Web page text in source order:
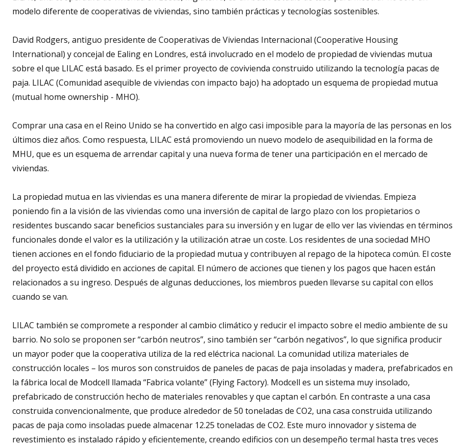
modelo diferente de cooperativas de viviendas, sino también prácticas y tecnologías sostenibles.
David Rodgers, antiguo presidente de Cooperativas de Viviendas Internacional (Cooperative Housing
International) y concejal de Ealing en Londres, está involucrado en el modelo de propiedad de viviendas mutua
sobre el que LILAC está basado. Es el primer proyecto de covivienda construido utilizando la tecnología pacas de
paja. LILAC (Comunidad asequible de viviendas con impacto bajo) ha adoptado un esquema de propiedad mutua
(mutual home ownership - MHO).
Comprar una casa en el Reino Unido se ha convertido en algo casi imposible para la mayoría de las personas en los
últimos diez años. Como respuesta, LILAC está promoviendo un nuevo modelo de asequibilidad en la forma de
MHU, que es un esquema de arrendar capital y una nueva forma de tener una participación en el mercado de
viviendas.
La propiedad mutua en las viviendas es una manera diferente de mirar la propiedad de viviendas. Empieza
poniendo fin a la visión de las viviendas como una inversión de capital de largo plazo con los propietarios o
residentes buscando sacar beneficios sustanciales para su inversión y en lugar de ello ver las viviendas en términos
funcionales donde el valor es la utilización y la utilización atrae un coste. Los residentes de una sociedad MHO
tienen acciones en el fondo fiduciario de la propiedad mutua y contribuyen al repago de la hipoteca común. El coste
del proyecto está dividido en acciones de capital. El número de acciones que tienen y los pagos que hacen están
relacionados a su ingreso. Después de algunas deducciones, los miembros pueden llevarse su capital con ellos
cuando se van.
LILAC también se compromete a responder al cambio climático y reducir el impacto sobre el medio ambiente de su
barrio. No solo se proponen ser “carbón neutros”, sino también ser “carbón negativos”, lo que significa producir
un mayor poder que la cooperativa utiliza de la red eléctrica nacional. La comunidad utiliza materiales de
construcción locales – los muros son construidos de paneles de pacas de paja insoladas y madera, prefabricados en
la fábrica local de Modcell llamada “Fabrica volante” (Flying Factory). Modcell es un sistema muy insolado,
prefabricado de construcción hecho de materiales renovables y que captan el carbón. En contraste a una casa
construida convencionalmente, que produce alrededor de 50 toneladas de CO2, una casa construida utilizando
pacas de paja como insoladas puede almacenar 12.25 toneladas de CO2. Este muro innovador y sistema de
revestimiento es instalado rápido y eficientemente, creando edificios con un desempeño termal hasta tres veces